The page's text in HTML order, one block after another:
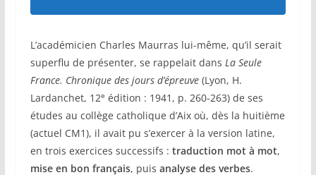
L’académicien Charles Maurras lui-même, qu’il serait
superflu de présenter, se rappelait dans La Seule
France. Chronique des jours d’épreuve(Lyon, H.
Lardanchet, 12e édition : 1941, p. 260-263) de ses
études au collège catholique d’Aix où, dès la huitième
(actuel CM1), il avait pu s’exercer à la version latine,
en trois exercices successifs : traduction mot à mot,
mise en bon français, puis analyse des verbes.